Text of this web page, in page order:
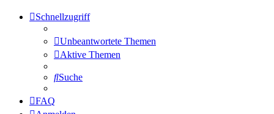
Schnellzugriff
Unbeantwortete Themen
Aktive Themen
Suche
FAQ